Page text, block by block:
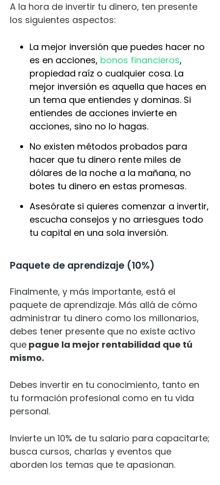
A la hora de invertir tu dinero, ten presente
los siguientes aspectos:
La mejor inversión que puedes hacer no
es en acciones, bonos financieros,
propiedad raíz o cualquier cosa. La
mejor inversión es aquella que haces en
un tema que entiendes y dominas. Si
entiendes de acciones invierte en
acciones, sino no lo hagas.
No existen métodos probados para
hacer que tu dinero rente miles de
dólares de la noche a la mañana, no
botes tu dinero en estas promesas.
Asesórate si quieres comenzar a invertir,
escucha consejos y no arriesgues todo
tu capital en una sola inversión.
Paquete de aprendizaje (10%)
Finalmente, y más importante, está el
paquete de aprendizaje. Más allá de cómo
administrar tu dinero como los millonarios,
debes tener presente que no existe activo
que pague la mejor rentabilidad que tú
mismo.
Debes invertir en tu conocimiento, tanto en
tu formación profesional como en tu vida
personal.
Invierte un 10% de tu salario para capacitarte;
busca cursos, charlas y eventos que
aborden los temas que te apasionan.